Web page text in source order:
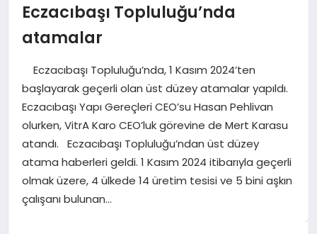
EKONOMI
TEKNOLOJI
SPOR
YAŞAM
EĞITIM
Eczacıbaşı Topluluğu’nda
atamalar
Eczacıbaşı Topluluğu’nda, 1 Kasım 2024’ten
başlayarak geçerli olan üst düzey atamalar yapıldı.
Eczacıbaşı Yapı Gereçleri CEO’su Hasan Pehlivan
olurken, VitrA Karo CEO’luk görevine de Mert Karasu
atandı. Eczacıbaşı Topluluğu’ndan üst düzey
atama haberleri geldi. 1 Kasım 2024 itibarıyla geçerli
olmak üzere, 4 ülkede 14 üretim tesisi ve 5 bini aşkın
çalışanı bulunan…